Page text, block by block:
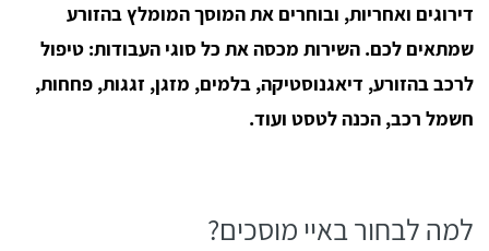
דירוגים ואחריות, ובוחרים את המוסך המומלץ בהזורע
שמתאים לכם. השירות מכסה את כל סוגי העבודות: טיפול
לרכב בהזורע, דיאגנוסטיקה, בלמים, מזגן, זגגות, פחחות,
חשמל רכב, הכנה לטסט ועוד.
למה לבחור באיי מוסכים?